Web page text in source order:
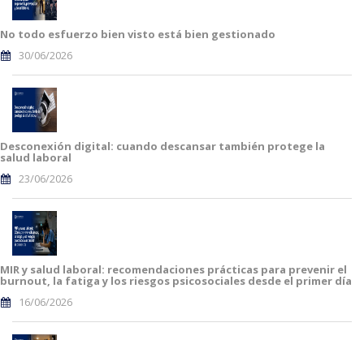
No todo esfuerzo bien visto está bien gestionado
30/06/2026
Desconexión digital: cuando descansar también protege la
salud laboral
23/06/2026
MIR y salud laboral: recomendaciones prácticas para prevenir el
burnout, la fatiga y los riesgos psicosociales desde el primer día
16/06/2026